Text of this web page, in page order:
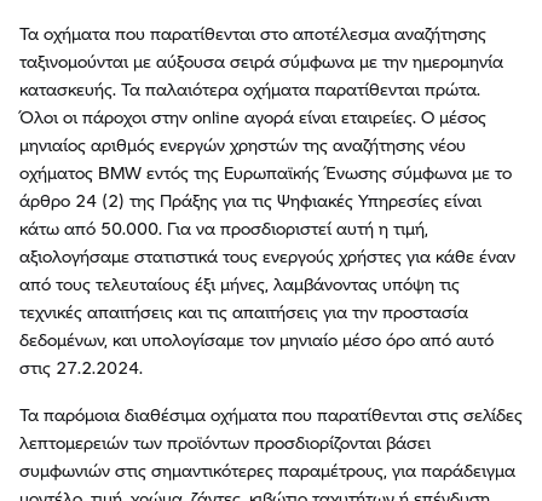
Τα οχήματα που παρατίθενται στο αποτέλεσμα αναζήτησης
ταξινομούνται με αύξουσα σειρά σύμφωνα με την ημερομηνία
κατασκευής. Τα παλαιότερα οχήματα παρατίθενται πρώτα.
Όλοι οι πάροχοι στην online αγορά είναι εταιρείες. Ο μέσος
μηνιαίος αριθμός ενεργών χρηστών της αναζήτησης νέου
οχήματος BMW εντός της Ευρωπαϊκής Ένωσης σύμφωνα με το
άρθρο 24 (2) της Πράξης για τις Ψηφιακές Υπηρεσίες είναι
κάτω από 50.000. Για να προσδιοριστεί αυτή η τιμή,
αξιολογήσαμε στατιστικά τους ενεργούς χρήστες για κάθε έναν
από τους τελευταίους έξι μήνες, λαμβάνοντας υπόψη τις
τεχνικές απαιτήσεις και τις απαιτήσεις για την προστασία
δεδομένων, και υπολογίσαμε τον μηνιαίο μέσο όρο από αυτό
στις 27.2.2024.
Τα παρόμοια διαθέσιμα οχήματα που παρατίθενται στις σελίδες
λεπτομερειών των προϊόντων προσδιορίζονται βάσει
συμφωνιών στις σημαντικότερες παραμέτρους, για παράδειγμα